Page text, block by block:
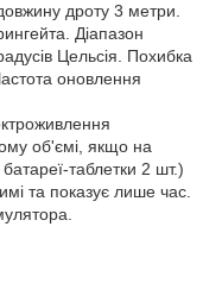
дроту 3 метри.
Діапазон
Цельсія. Похибка
оновлення
об'ємі, якщо на
таблетки 2 шт.)
та показує лише час.